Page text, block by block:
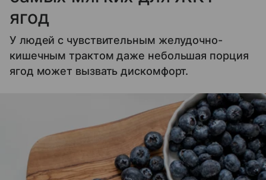
ягод
У людей с чувствительным желудочно-
кишечным трактом даже небольшая порция
ягод может вызвать дискомфорт.